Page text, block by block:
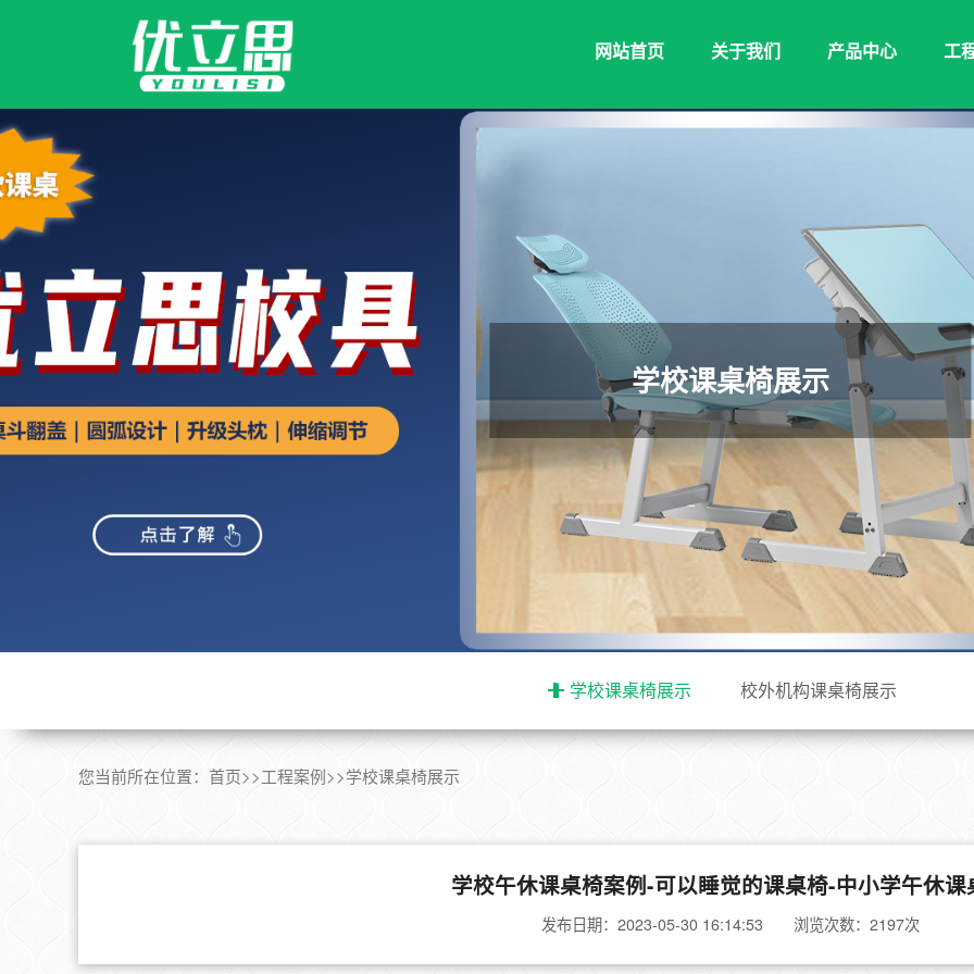
网站首页 关于我们 产品中心 工
学校课桌椅展示
学校课桌椅展示 校外机构课桌椅展示
您当前所在位置： 首页>>工程案例>>学校课桌椅展示
学校午休课桌椅案例-可以睡觉的课桌椅-中小学午休课
发布日期：2023-05-30 16:14:53 浏览次数：2197次